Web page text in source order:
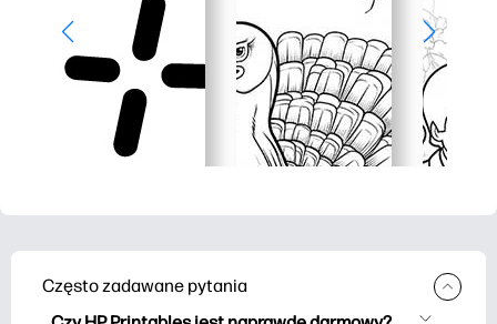
Często zadawane pytania